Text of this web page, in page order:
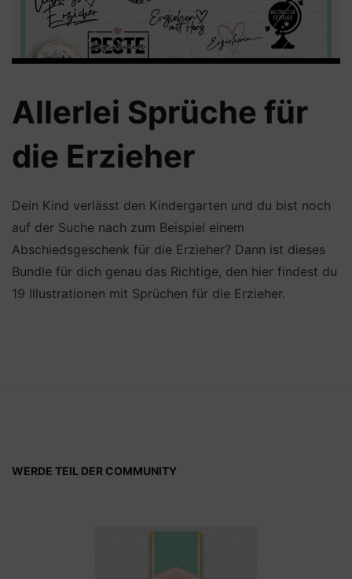
Allerlei Sprüche für
die Erzieher
Dein Kind verlässt den Kindergarten und du bist noch
auf der Suche nach zum Beispiel einem
Abschiedsgeschenk für die Erzieher? Dann ist dieses
Bundle für dich genau das Richtige, den hier findest du
19 Illustrationen mit Sprüchen für die Erzieher.
WERDE TEIL DER COMMUNITY